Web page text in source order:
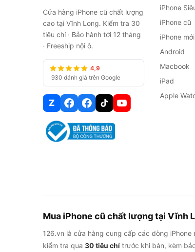
Cửa hàng iPhone cũ chất lượng
cao tại Vĩnh Long. Kiểm tra 30
tiêu chí · Bảo hành tới 12 tháng
· Freeship nội ô.
4,9
930 đánh giá trên Google
Z
iPhone
iPhone cũ
iPhone mới
Android
Macbook
iPad
Apple
Mua iPhone cũ chất lượng tại Vĩnh
126.vn là cửa hàng cung cấp các dòng
kiểm tra qua 30 tiêu chí trước khi bán, kèm